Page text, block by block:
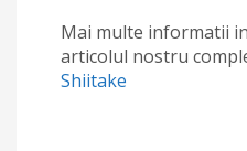
Mai multe informatii
articolul nostru
Shiitake